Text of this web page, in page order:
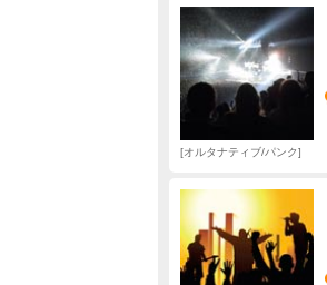
オルタナティブ/パンク